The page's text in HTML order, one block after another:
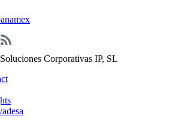
Corporativas IP, SL